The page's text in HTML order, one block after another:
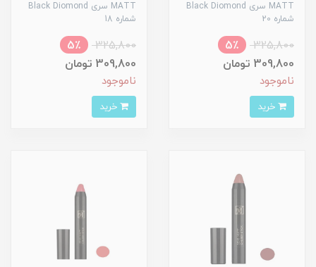
MATT سری Black Diomond
شماره 20
325,800
5٪
309,800 تومان
ناموجود
MATT سری Black Diomond
شماره 18
325,800
5٪
309,800 تومان
ناموجود